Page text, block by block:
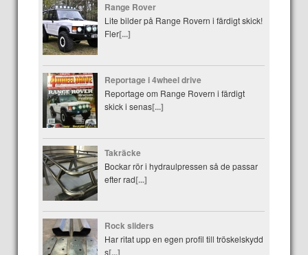
Range Rover
Lite bilder på Range Rovern i färdigt skick!
Fler[...]
Reportage i 4wheel drive
Reportage om Range Rovern i färdigt
skick i senas[...]
Takräcke
Bockar rör i hydraulpressen så de passar
efter rad[...]
Rock sliders
Har ritat upp en egen profil till tröskelskydd
s[...]